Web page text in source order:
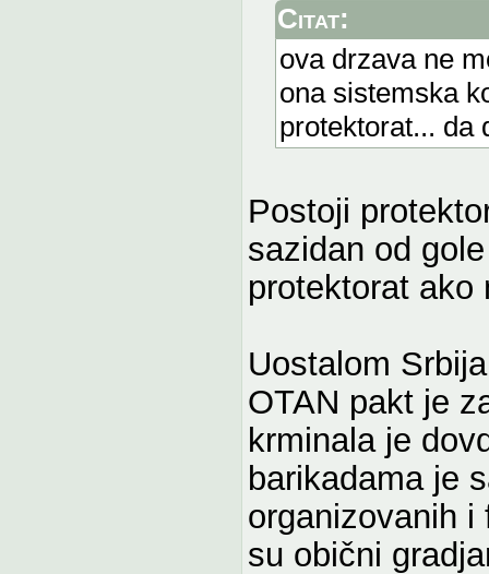
Citat:
ova drzava ne
ona sistemska
protektorat... da
Postoji
sazidan od
protektorat ako
Uostalom
OTAN pakt je
krminala je
barikadama je
organizovanih i
su obični